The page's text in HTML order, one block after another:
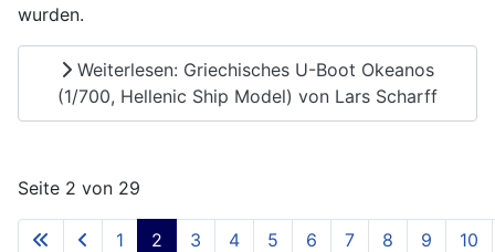
wurden.
Weiterlesen: Griechisches U-Boot Okeanos
(1/700, Hellenic Ship Model) von Lars Scharff
Seite 2 von 29
1 2 3 4 5 6 7 8 9 10